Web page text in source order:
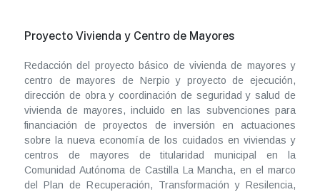
Proyecto Vivienda y Centro de Mayores
Redacción del proyecto básico de vivienda de mayores y
centro de mayores de Nerpio y proyecto de ejecución,
dirección de obra y coordinación de seguridad y salud de
vivienda de mayores, incluido en las subvenciones para
financiación de proyectos de inversión en actuaciones
sobre la nueva economía de los cuidados en viviendas y
centros de mayores de titularidad municipal en la
Comunidad Autónoma de Castilla La Mancha, en el marco
del Plan de Recuperación, Transformación y Resilencia,